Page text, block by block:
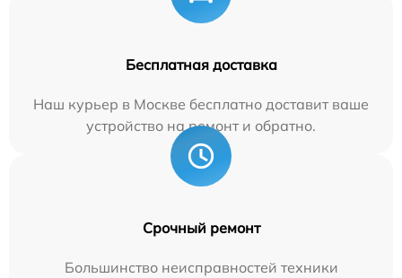
Бесплатная доставка
Наш курьер в Москве бесплатно доставит ваше
устройство на ремонт и обратно.
Срочный ремонт
Большинство неисправностей техники